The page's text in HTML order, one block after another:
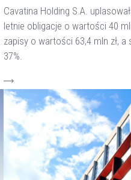
Cavatina Holding S.A.
letnie obligacje o wartości 40
zapisy o wartości 63,4 mln zł, a
37%.
czytaj więcej